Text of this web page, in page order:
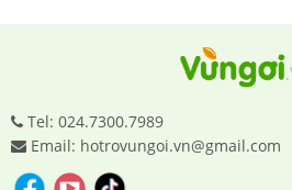
Tel: 024.7300.7989
Email: hotrovungoi.vn@gmail.com